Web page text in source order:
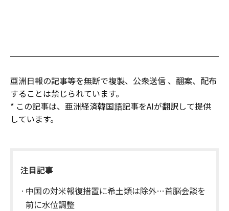
亜洲日報の記事等を無断で複製、公衆送信 、翻案、配布
することは禁じられています。
* この記事は、亜洲経済韓国語記事をAIが翻訳して提供
しています。
注目記事
中国の対米報復措置に希土類は除外…首脳会談を
前に水位調整